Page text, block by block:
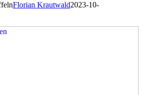
Florian Krautwald2023-10-